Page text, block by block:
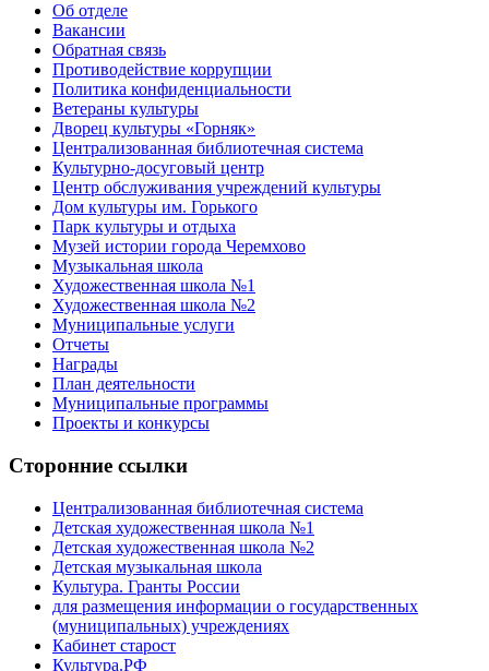
Об отделе
Вакансии
Обратная связь
Противодействие коррупции
Политика конфиденциальности
Ветераны культуры
Дворец культуры «Горняк»
Централизованная библиотечная система
Культурно-досуговый центр
Центр обслуживания учреждений культуры
Дом культуры им. Горького
Парк культуры и отдыха
Музей истории города Черемхово
Музыкальная школа
Художественная школа №1
Художественная школа №2
Муниципальные услуги
Отчеты
Награды
План деятельности
Муниципальные программы
Проекты и конкурсы
Сторонние ссылки
Централизованная библиотечная система
Детская художественная школа №1
Детская художественная школа №2
Детская музыкальная школа
Культура. Гранты России
для размещения информации о государственных
(муниципальных) учреждениях
Кабинет старост
Культура.РФ